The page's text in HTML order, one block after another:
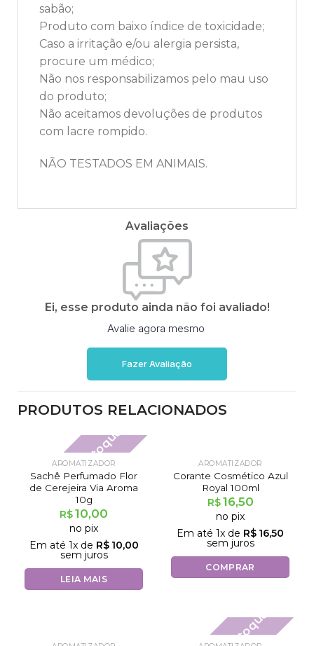
sabão;
Produto com baixo índice de toxicidade;
Caso a irritação e/ou alergia persista,
procure um médico;
Não nos responsabilizamos pelo mau uso
do produto;
Não aceitamos devoluções de produtos
com lacre rompido.
NÃO TESTADOS EM ANIMAIS.
Avaliações
Ei, esse produto ainda não foi avaliado!
Avalie agora mesmo
Fazer Avaliação
PRODUTOS RELACIONADOS
Fora de estoque
AROMATIZADOR
Sachê Perfumado Flor
de Cerejeira Via Aroma
10g
R$10,00
no pix
Em até 1x de R$ 10,00
sem juros
LEIA MAIS
AROMATIZADOR
Corante Cosmético Azul
Royal 100ml
R$16,50
no pix
Em até 1x de R$ 16,50
sem juros
COMPRAR